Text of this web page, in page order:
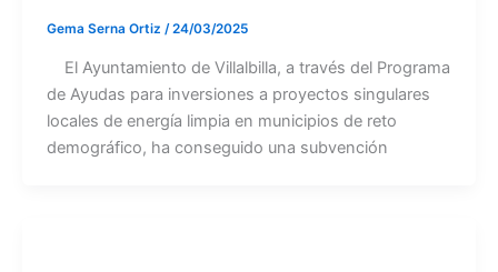
Gema Serna Ortiz /24/03/2025
El Ayuntamiento de Villalbilla, a través del Programa
de Ayudas para inversiones a proyectos singulares
locales de energía limpia en municipios de reto
demográfico, ha conseguido una subvención